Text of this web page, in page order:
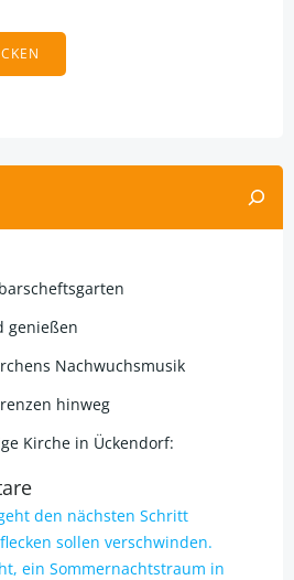
genießen
Nachwuchsmusik
hinweg
Kirche in Ückendorf:
den nächsten Schritt
sollen verschwinden.
ein Sommernachtstraum in